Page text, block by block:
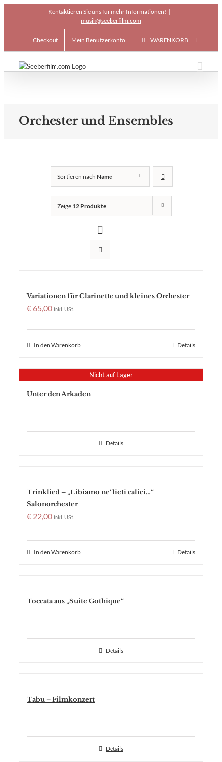
content
Kontaktieren Sie uns für mehr Informationen! |
musik@seeberfilm.com
Checkout Mein Benutzerkonto WARENKORB
Orchester und Ensembles
Sortieren nach Name
Zeige 12 Produkte
Variationen für Clarinette und kleines Orchester
€ 65,00 inkl. USt.
In den Warenkorb Details
Nicht auf Lager
Unter den Arkaden
Details
Trinklied – „Libiamo ne‘ lieti calici…“
Salonorchester
€ 22,00 inkl. USt.
In den Warenkorb Details
Toccata aus „Suite Gothique“
Details
Tabu – Filmkonzert
Details